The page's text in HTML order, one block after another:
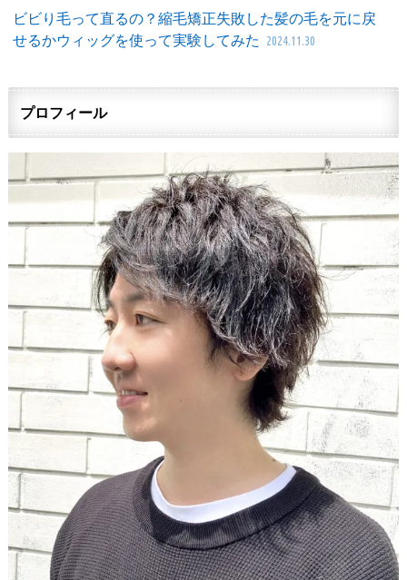
ビビり毛って直るの？縮毛矯正失敗した髪の毛を元に戻
せるかウィッグを使って実験してみた
2024.11.30
プロフィール